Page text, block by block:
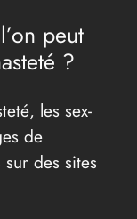
peut
?
les sex-
de
sur des sites